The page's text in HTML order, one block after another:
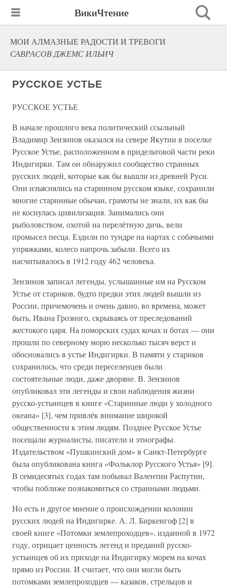
ВикиЧтение
МОИ АЛМАЗНЫЕ РАДОСТИ И ТРЕВОГИ
САВРАСОВ ДЖЕМС ИЛЬИЧ
РУССКОЕ УСТЬЕ
РУССКОЕ УСТЬЕ
В начале прошлого века политический ссыльный
Владимир Зензинов оказался на севере Якутии в поселке
Русское Устье, расположенном в придельтовой части реки
Индигирки. Там он обнаружил сообщество странных
русских людей, которые как бы вышли из древней Руси.
Они изъяснялись на старинном русском языке, сохранили
многие старинные обычаи, грамоты не знали, их как бы
не коснулась цивилизация. Занимались они
рыболовством, охотой на перелётную дичь, вели
промысел песца. Ездили по тундре на нартах с собачьими
упряжками, колесо напрочь забыли. Всего их
насчитывалось в 1912 году 462 человека.
Зензинов записал легенды, услышанные им на Русском
Устье от стариков, будто предки этих людей вышли из
России, причемочень и очень давно, во времена, может
быть, Ивана Грозного, скрываясь от преследований
жестокого царя. На поморских судах кочах и ботах — они
прошли по северному морю несколько тысяч верст и
обосновались в устье Индигирки. В памяти у стариков
сохранилось, что среди переселенцев были
состоятельные люди, даже дворяне. В. Зензинов
опубликовал эти легенды и свои наблюдения жизни
русско-устьинцев в книге «Старинные люди у холодного
океана» [3], чем привлёк внимание широкой
общественности к этим людям. Позднее Русское Устье
посещали журналисты, писатели и этнографы.
Издательством «Пушкинский дом» в Санкт-Петербурге
была опубликована книга «Фольклор Русского Устья» [9].
В семидесятых годах там побывал Валентин Распутин,
чтобы поближе познакомиться со странными людьми.
Но есть и другое мнение о происхождении колонии
русских людей на Индигирке. А. Л. Биркенгоф [2] в
своей книге «Потомки землепроходцев», изданной в 1972
году, отрицает ценность легенд и преданий русско-
устьинцев об их приходе на Индигирку морем на кочах
прямо из России. И считает, что они могли быть
потомками землепроходцев — казаков, стрельцов и